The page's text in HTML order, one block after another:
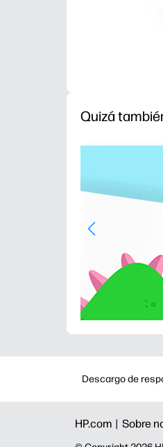
Quizá
Descargo de
HP.com | Sobre